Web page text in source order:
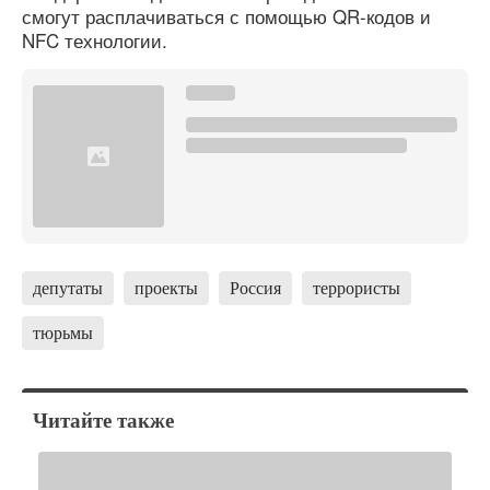
смогут расплачиваться с помощью QR-кодов и
NFC технологии.
депутаты проекты Россия
террористы
тюрьмы
Читайте также